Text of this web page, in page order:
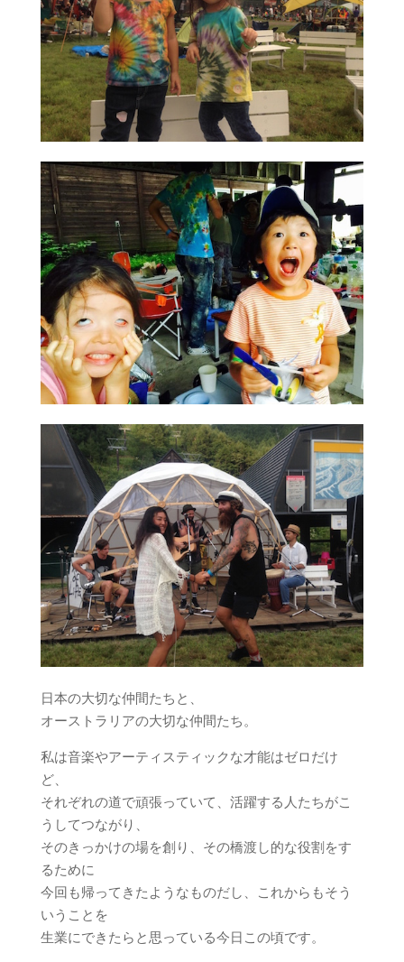
日本の大切な仲間たちと、
オーストラリアの大切な仲間たち。
私は音楽やアーティスティックな才能はゼロだけ
ど、
それぞれの道で頑張っていて、活躍する人たちがこ
うしてつながり、
そのきっかけの場を創り、その橋渡し的な役割をす
るために
今回も帰ってきたようなものだし、これからもそう
いうことを
生業にできたらと思っている今日この頃です。